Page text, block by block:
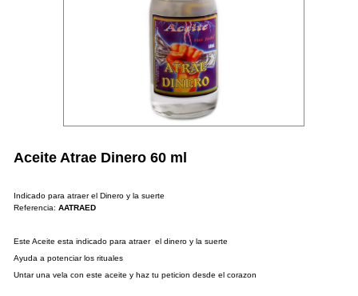
Aceite Atrae Dinero 60 ml
Indicado para atraer el Dinero y la suerte
Referencia:AATRAED
Este Aceite esta indicado para atraer el dinero y la suerte
Ayuda a potenciar los rituales
Untar una vela con este aceite y haz tu peticion desde el corazon